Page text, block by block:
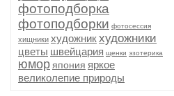
фотоподборка
фотоподборки фотосессия
хищники художникхудожники
цветы швейцария щенки эзотерика
юмор япония яркое
великолепие природы